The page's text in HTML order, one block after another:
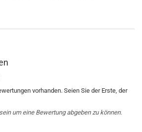
vorhanden. Seien Sie der Erste, der
um eine Bewertung abgeben zu können.